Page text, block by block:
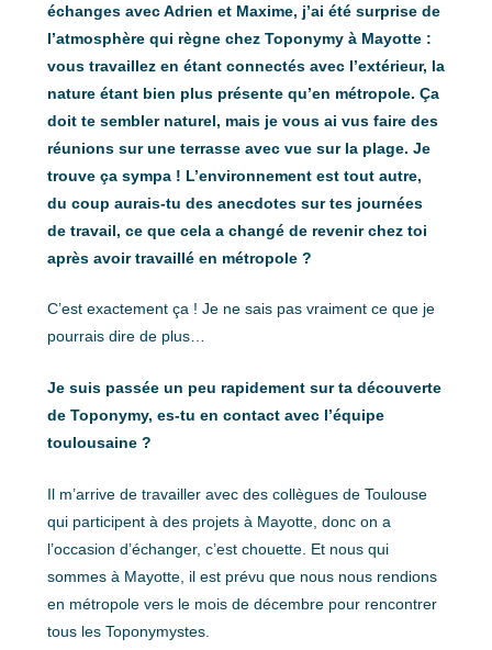
échanges avec Adrien et Maxime, j’ai été surprise de
l’atmosphère qui règne chez Toponymy à Mayotte :
vous travaillez en étant connectés avec l’extérieur, la
nature étant bien plus présente qu’en métropole. Ça
doit te sembler naturel, mais je vous ai vus faire des
réunions sur une terrasse avec vue sur la plage. Je
trouve ça sympa ! L’environnement est tout autre,
du coup aurais-tu des anecdotes sur tes journées
de travail, ce que cela a changé de revenir chez toi
après avoir travaillé en métropole ?
C’est exactement ça ! Je ne sais pas vraiment ce que je
pourrais dire de plus…
Je suis passée un peu rapidement sur ta découverte
de Toponymy, es-tu en contact avec l’équipe
toulousaine ?
Il m’arrive de travailler avec des collègues de Toulouse
qui participent à des projets à Mayotte, donc on a
l’occasion d’échanger, c’est chouette. Et nous qui
sommes à Mayotte, il est prévu que nous nous rendions
en métropole vers le mois de décembre pour rencontrer
tous les Toponymystes.